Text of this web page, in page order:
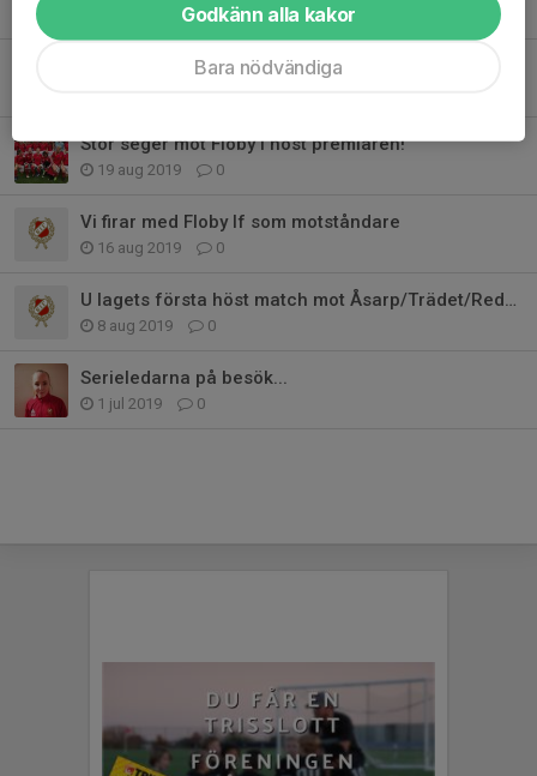
23 aug 2019 0
Sugna på vinst!
Stor seger mot Floby i höst premiären!
19 aug 2019 0
Vi firar med Floby If som motståndare
16 aug 2019 0
U lagets första höst match mot Åsarp/Trädet/Redväg
8 aug 2019 0
Serieledarna på besök...
1 jul 2019 0
Godkänn alla kakor
Bara nödvändiga